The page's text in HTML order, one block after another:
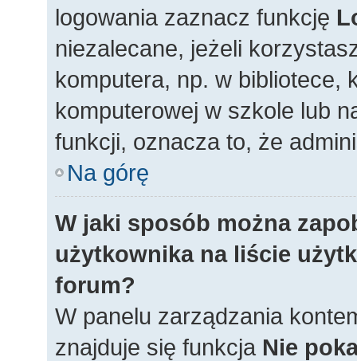
logowania zaznacz funkcję
niezalecane, jeżeli
komputera, np. w bibliotece,
komputerowej w szkole lub
funkcji, oznacza to, że
Na górę
W jaki sposób można
użytkownika na liście
forum?
W panelu zarządzania
znajduje się funkcja Nie